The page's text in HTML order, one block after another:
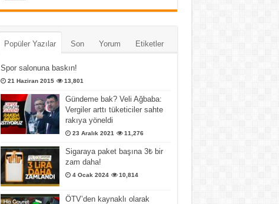
Popüler Yazılar Son Yorum Etiketler
Spor salonuna baskın!
21 Haziran 2015 13,801
Gündeme bak? Veli Ağbaba:
Vergiler arttı tüketiciler sahte
rakıya yöneldi
23 Aralık 2021 11,276
Sigaraya paket başına 3₺ bir
zam daha!
4 Ocak 2024 10,814
ÖTV’den kaynaklı olarak